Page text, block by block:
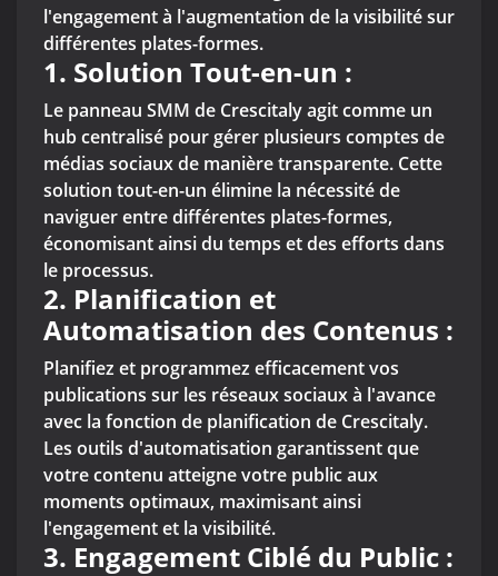
l'engagement à l'augmentation de la visibilité sur
différentes plates-formes.
1. Solution Tout-en-un :
Le panneau SMM de Crescitaly agit comme un
hub centralisé pour gérer plusieurs comptes de
médias sociaux de manière transparente. Cette
solution tout-en-un élimine la nécessité de
naviguer entre différentes plates-formes,
économisant ainsi du temps et des efforts dans
le processus.
2. Planification et
Automatisation des Contenus :
Planifiez et programmez efficacement vos
publications sur les réseaux sociaux à l'avance
avec la fonction de planification de Crescitaly.
Les outils d'automatisation garantissent que
votre contenu atteigne votre public aux
moments optimaux, maximisant ainsi
l'engagement et la visibilité.
3. Engagement Ciblé du Public :